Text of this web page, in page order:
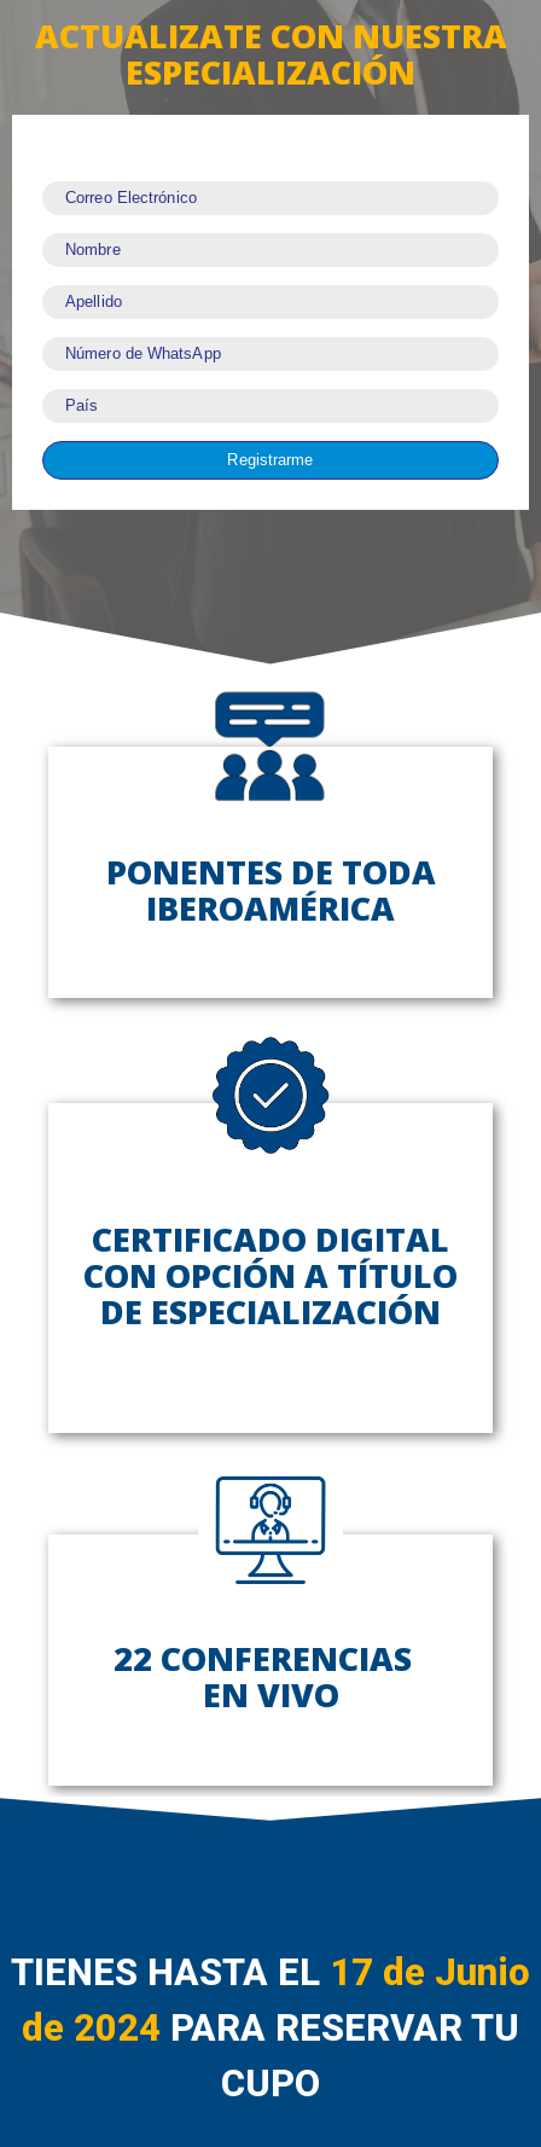
ACTUALIZATE CON NUESTRA
ESPECIALIZACIÓN
Correo Electrónico
Nombre
Apellido
Número de WhatsApp
País
Registrarme
PONENTES DE TODA
IBEROAMÉRICA
CERTIFICADO DIGITAL
CON OPCIÓN A TÍTULO
DE ESPECIALIZACIÓN
22 CONFERENCIAS
EN VIVO
TIENES HASTA EL 17 de Junio
de 2024 PARA RESERVAR TU
CUPO